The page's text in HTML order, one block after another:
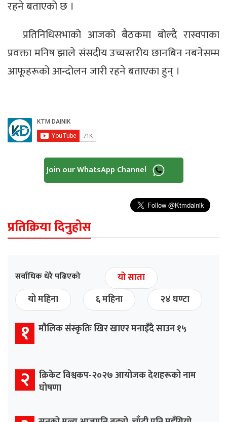
रहने बताएको छ ।
प्रतिनिधिसभाको आजको बैठकमा बोल्दै रास्वपाका
प्रवक्ता मनिष झाले संसदीय उच्चस्तरीय छानबिन नबनेसम्म
आफूहरूको आन्दोलन जारी रहने बताएका हुन् ।
Join our WhatsApp Channel
प्रतिक्रिया दिनुहोस
सर्वाधिक धेरै पढिएको
यो साता
यो महिना
६ महिना २४ घण्टा
१ मौलिक संस्कृतिः खिर खाएर मनाइँदै साउन १५
२
क्रिकेट विश्वकप-२०२७ आयोजक देशहरूको नाम
घोषणा